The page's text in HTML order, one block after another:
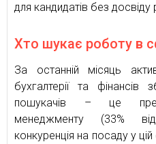
для кандидатів без досвіду
Хто шукає роботу в
За останній місяць
бухгалтерії та фінансів
пошукачів – це
менеджменту (33%
конкуренція на посаду у